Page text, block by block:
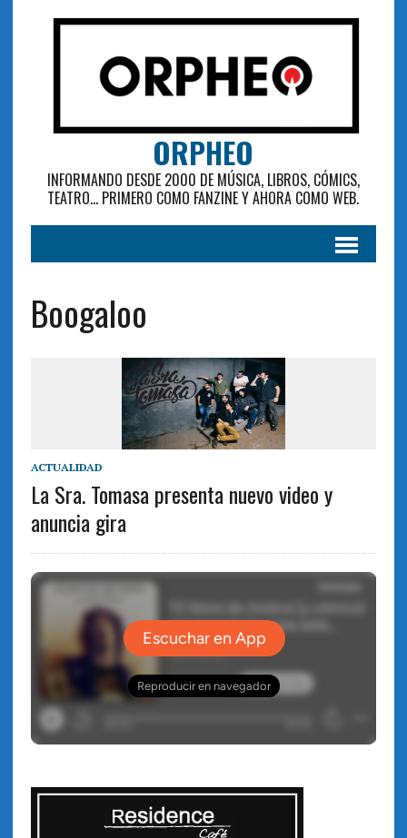
ORPHEO
INFORMANDO DESDE 2000 DE MÚSICA, LIBROS, CÓMICS,
TEATRO... PRIMERO COMO FANZINE Y AHORA COMO WEB.
Boogaloo
ACTUALIDAD
La Sra. Tomasa presenta nuevo video y
anuncia gira